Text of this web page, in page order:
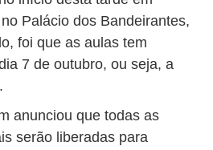
Palácio dos Bandeirantes,
foi que as aulas tem
7 de outubro, ou seja, a
anunciou que todas as
serão liberadas para